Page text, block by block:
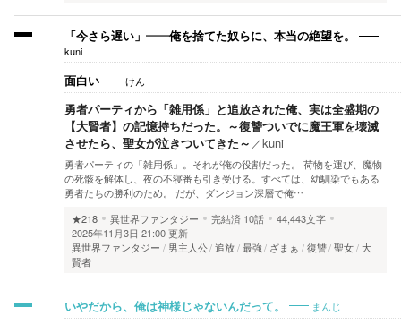
「今さら遅い」――俺を捨てた奴らに、本当の絶望を。
kuni
面白い けん
勇者パーティから「雑用係」と追放された俺、実は全盛期の
【大賢者】の記憶持ちだった。～復讐ついでに魔王軍を壊滅
させたら、聖女が泣きついてきた～ ／kuni
勇者パーティの「雑用係」。それが俺の役割だった。 荷物を運び、魔物
の死骸を解体し、夜の不寝番も引き受ける。すべては、幼馴染でもある
勇者たちの勝利のため。 だが、ダンジョン深層で俺…
★218
異世界ファンタジー 完結済 10話
44,443文字
2025年11月3日 21:00 更新
異世界ファンタジー
男主人公 追放 最強 ざまぁ 復讐 聖女 大
賢者
いやだから、俺は神様じゃないんだって。 まんじ